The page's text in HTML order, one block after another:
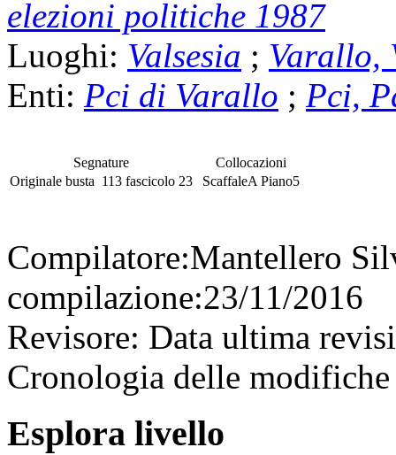
elezioni politiche 1987
Luoghi: Valsesia ; Varallo,
Enti: Pci di Varallo ; Pci,
Segnature
Originale busta 113 fascicolo 23
Collocazioni
ScaffaleA Piano5
Compilatore:Mantellero
compilazione:23/11/2016
Revisore: Data ultima
Cronologia delle
Esplora livello